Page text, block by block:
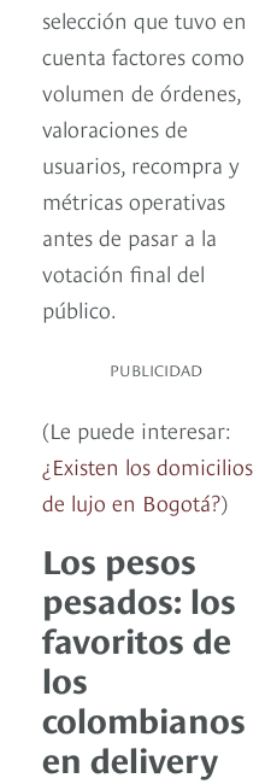
selección que tuvo en
cuenta factores como
volumen de órdenes,
valoraciones de
usuarios, recompra y
métricas operativas
antes de pasar a la
votación final del
público.
PUBLICIDAD
(Le puede interesar:
¿Existen los domicilios
de lujo en Bogotá?)
Los pesos
pesados: los
favoritos de
los
colombianos
en delivery